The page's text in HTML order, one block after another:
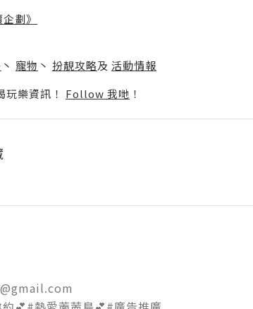
劃》
丶 寵物 丶 扮靚攻略及 活動情報
樂資訊！ Follow 我哋 ！